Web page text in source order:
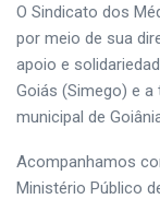
O Sindicato dos
por meio de sua
apoio e
Goiás (Simego) e
municipal de
Acompanhamos
Ministério Público